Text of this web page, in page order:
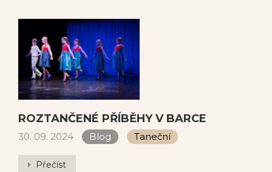
ROZTANČENÉ PŘÍBĚHY V BARCE
30. 09. 2024 Blog Taneční
Přečíst